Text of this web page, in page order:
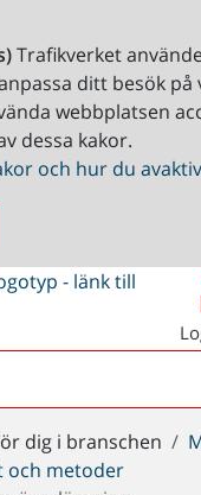
Trafikverket
ditt besök på
webbplatsen
dessa kakor.
och hur du
dig i branschen
och metoder